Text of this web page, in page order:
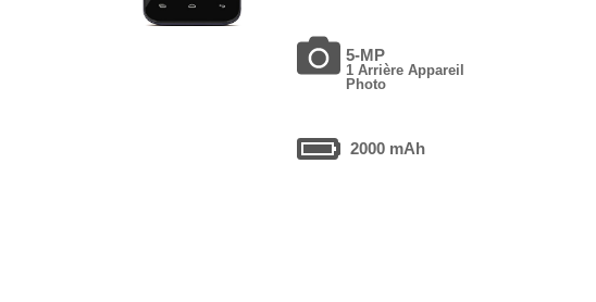
5-MP
1 Arrière Appareil
Photo
2000 mAh